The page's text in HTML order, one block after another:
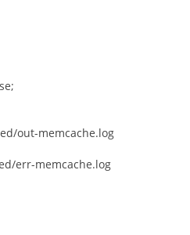
/out-memcache.log
/err-memcache.log